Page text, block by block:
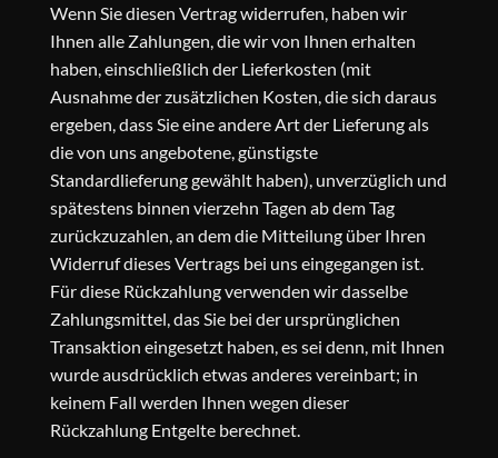
Wenn Sie diesen Vertrag widerrufen, haben wir
Ihnen alle Zahlungen, die wir von Ihnen erhalten
haben, einschließlich der Lieferkosten (mit
Ausnahme der zusätzlichen Kosten, die sich daraus
ergeben, dass Sie eine andere Art der Lieferung als
die von uns angebotene, günstigste
Standardlieferung gewählt haben), unverzüglich und
spätestens binnen vierzehn Tagen ab dem Tag
zurückzuzahlen, an dem die Mitteilung über Ihren
Widerruf dieses Vertrags bei uns eingegangen ist.
Für diese Rückzahlung verwenden wir dasselbe
Zahlungsmittel, das Sie bei der ursprünglichen
Transaktion eingesetzt haben, es sei denn, mit Ihnen
wurde ausdrücklich etwas anderes vereinbart; in
keinem Fall werden Ihnen wegen dieser
Rückzahlung Entgelte berechnet.